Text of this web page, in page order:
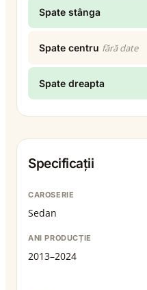
Spate stânga
Spate centru fără date
Spate dreapta
Specificații
CAROSERIE
Sedan
ANI PRODUCȚIE
2013–2024